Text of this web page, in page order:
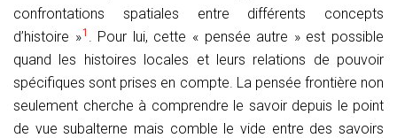
confrontations spatiales entre différents concepts
d’histoire »1 . Pour lui, cette « pensée autre » est possible
quand les histoires locales et leurs relations de pouvoir
spécifiques sont prises en compte. La pensée frontière non
seulement cherche à comprendre le savoir depuis le point
de vue subalterne mais comble le vide entre des savoirs